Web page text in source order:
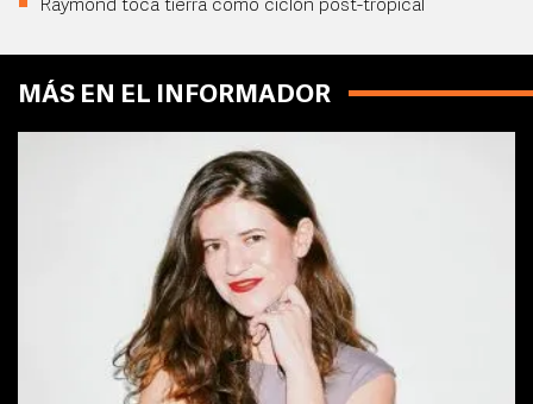
Raymond toca tierra como ciclón post-tropical
MÁS EN EL INFORMADOR